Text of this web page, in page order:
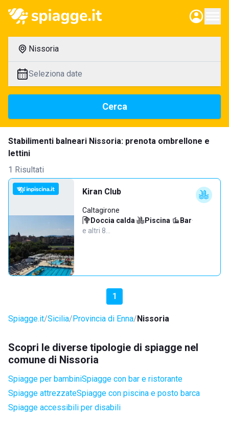
Nissoria
Seleziona date
Cerca
Stabilimenti balneari Nissoria: prenota ombrellone e
lettini
1 Risultati
Kiran Club
Caltagirone
Doccia calda· Piscina· Bar·
e altri 8…
1
Spiagge.it Sicilia Provincia di Enna Nissoria
Scopri le diverse tipologie di spiagge nel
comune di Nissoria
Spiagge per bambiniSpiagge con bar e ristorante
Spiagge attrezzateSpiagge con piscina e posto barca
Spiagge accessibili per disabili